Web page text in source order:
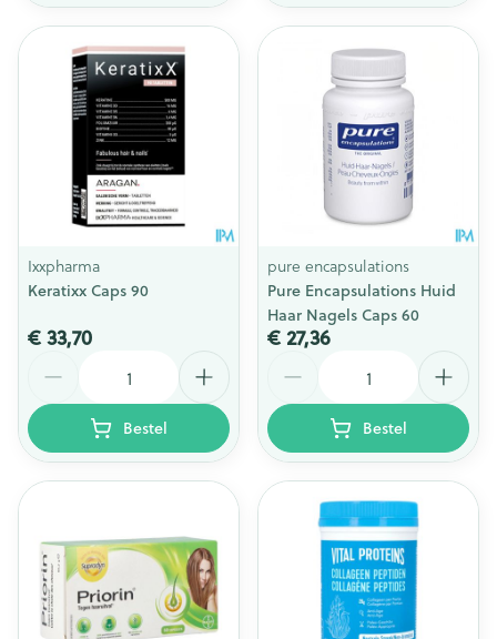
Ixxpharma
Keratixx Caps 90
€ 33,70
Bestel
pure encapsulations
Pure Encapsulations Huid
Haar Nagels Caps 60
€ 27,36
Bestel